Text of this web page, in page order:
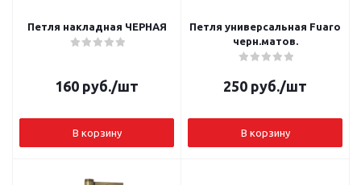
Петля накладная ЧЕРНАЯ
160 руб./шт
В корзину
Петля универсальная Fuaro
черн.матов.
250 руб./шт
В корзину